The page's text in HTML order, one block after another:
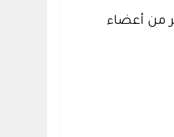
من أعضاء